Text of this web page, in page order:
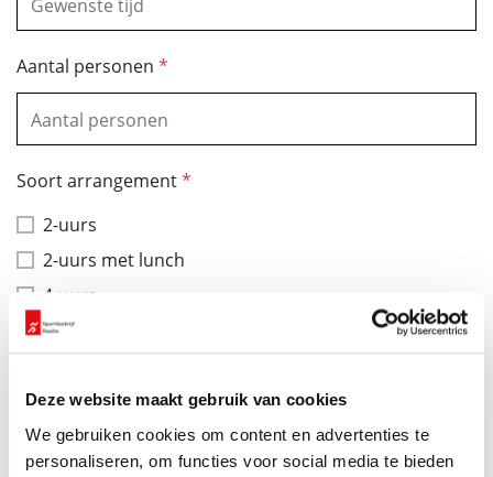
Deze website maakt gebruik van cookies
We gebruiken cookies om content en advertenties te
personaliseren, om functies voor social media te bieden
Aantal personen *
Soort arrangement*
2-uurs
2-uurs met lunch
4-uurs
4-uurs met lunch
Anders (graag toelichten in opmerkingenveld
onderaan)